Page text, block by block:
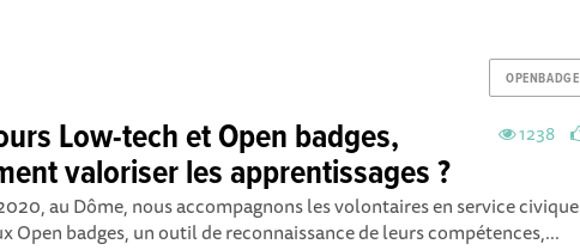
OPENBADGE
1238
Low-tech et Open badges,
valoriser les apprentissages ?
au Dôme, nous accompagnons les volontaires en service civique
Open badges, un outil de reconnaissance de leurs compétences,...